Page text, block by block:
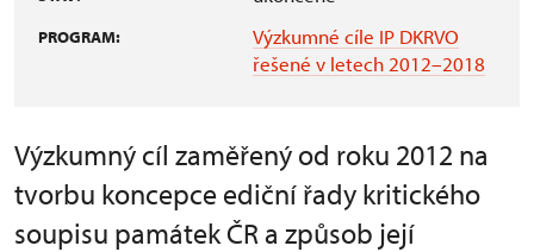
PROGRAM:
Výzkumné cíle IP DKRVO
řešené v letech 2012–2018
Výzkumný cíl zaměřený od roku 2012 na
tvorbu koncepce ediční řady kritického
soupisu památek ČR a způsob její